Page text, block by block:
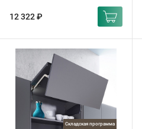
12 322 ₽
Складская программа